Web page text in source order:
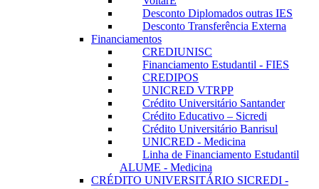
Desconto Diplomados outras IES
Desconto Transferência Externa
Financiamentos
CREDIUNISC
Financiamento Estudantil - FIES
CREDIPOS
UNICRED VTRPP
Crédito Universitário Santander
Crédito Educativo – Sicredi
Crédito Universitário Banrisul
UNICRED - Medicina
Linha de Financiamento Estudantil
ALUME - Medicina
CRÉDITO UNIVERSITÁRIO SICREDI -